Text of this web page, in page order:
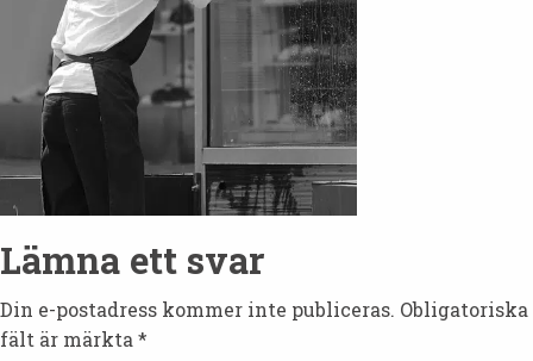
Lämna ett svar
Din e-postadress kommer inte publiceras. Obligatoriska
fält är märkta *